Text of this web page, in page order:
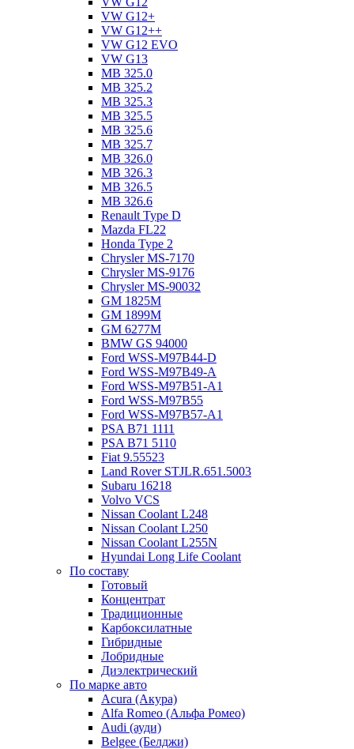
VW G12+
VW G12++
VW G12 EVO
VW G13
MB 325.0
MB 325.2
MB 325.3
MB 325.5
MB 325.6
MB 325.7
MB 326.0
MB 326.3
MB 326.5
MB 326.6
Renault Type D
Mazda FL22
Honda Type 2
Chrysler MS-7170
Chrysler MS-9176
Chrysler MS-90032
GM 1825M
GM 1899M
GM 6277M
BMW GS 94000
Ford WSS-M97B44-D
Ford WSS-M97B49-A
Ford WSS-M97B51-A1
Ford WSS-M97B55
Ford WSS-M97B57-A1
PSA B71 1111
PSA B71 5110
Fiat 9.55523
Land Rover STJLR.651.5003
Subaru 16218
Volvo VCS
Nissan Coolant L248
Nissan Coolant L250
Nissan Coolant L255N
Hyundai Long Life Coolant
По составу
Готовый
Концентрат
Традиционные
Карбоксилатные
Гибридные
Лобридные
Диэлектрический
По марке авто
Acura (Акура)
Alfa Romeo (Альфа Ромео)
Audi (ауди)
Belgee (Белджи)